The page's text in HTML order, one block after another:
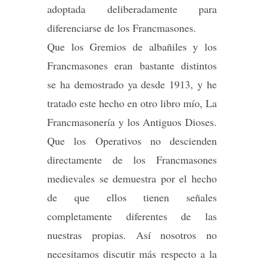
adoptada deliberadamente para
diferenciarse de los Francmasones.
Que los Gremios de albañiles y los
Francmasones eran bastante distintos
se ha demostrado ya desde 1913, y he
tratado este hecho en otro libro mío, La
Francmasonería y los Antiguos Dioses.
Que los Operativos no descienden
directamente de los Francmasones
medievales se demuestra por el hecho
de que ellos tienen señales
completamente diferentes de las
nuestras propias. Así nosotros no
necesitamos discutir más respecto a la